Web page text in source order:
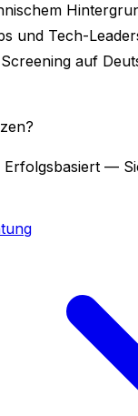
und Tech-
auf
—